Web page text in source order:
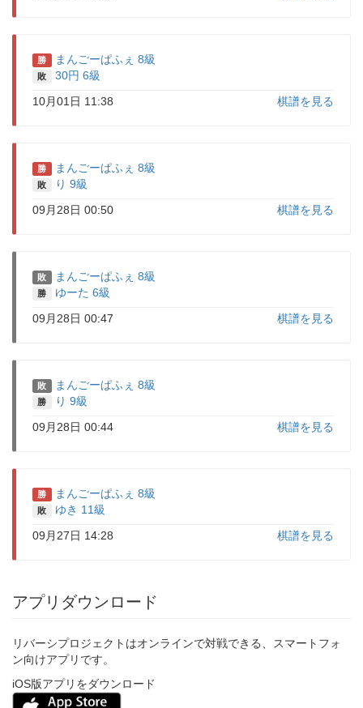
勝 まんごーぱふぇ 8級
敗
30円 6級
棋譜を見る
10月01日 11:38
勝 まんごーぱふぇ 8級
敗
り 9級
棋譜を見る
09月28日 00:50
敗 まんごーぱふぇ 8級
勝
ゆーた 6級
棋譜を見る
09月28日 00:47
敗 まんごーぱふぇ 8級
勝
り 9級
棋譜を見る
09月28日 00:44
勝 まんごーぱふぇ 8級
敗
ゆき 11級
棋譜を見る
09月27日 14:28
アプリダウンロード
リバーシプロジェクトはオンラインで対戦できる、スマートフォ
ン向けアプリです。
iOS版アプリをダウンロード